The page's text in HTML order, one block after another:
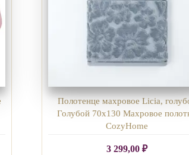
Полотенце махровое Licia,
Голубой 70х130 Махровое
CozyHome
3 299,00₽